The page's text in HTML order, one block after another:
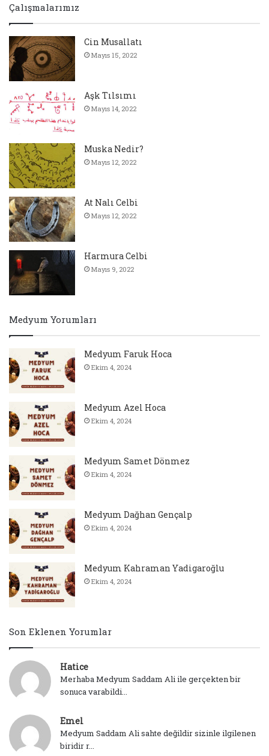
Çalışmalarımız
Cin Musallatı
Mayıs 15, 2022
Aşk Tılsımı
Mayıs 14, 2022
Muska Nedir?
Mayıs 12, 2022
At Nalı Celbi
Mayıs 12, 2022
Harmura Celbi
Mayıs 9, 2022
Medyum Yorumları
Medyum Faruk Hoca
Ekim 4, 2024
Medyum Azel Hoca
Ekim 4, 2024
Medyum Samet Dönmez
Ekim 4, 2024
Medyum Dağhan Gençalp
Ekim 4, 2024
Medyum Kahraman Yadigaroğlu
Ekim 4, 2024
Son Eklenen Yorumlar
Hatice
Merhaba Medyum Saddam Ali ile gerçekten bir
sonuca varabildi...
Emel
Medyum Saddam Ali sahte değildir sizinle ilgilenen
biridir r...